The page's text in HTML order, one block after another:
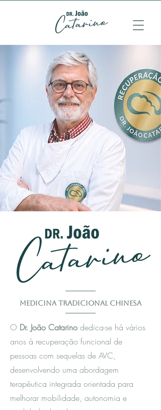
Medicina Tradicional Chinesa
O Dr. João Catarino dedica-se há vários
anos à recuperação funcional de
pessoas com sequelas de AVC,
desenvolvendo uma abordagem
terapêutica integrada orientada para
melhorar mobilidade, autonomia e